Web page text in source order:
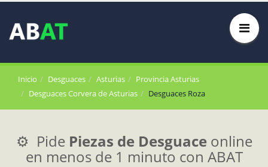
Inicio Desguaces Asturias
Provincia Asturias
Desguaces Corvera de Asturias
Desguaces Roza
⚙️ Pide Piezas de Desguace online
en menos de 1 minuto con ABAT